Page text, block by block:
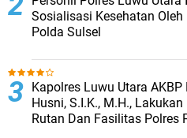
Sosialisasi Kesehatan Oleh
Polda Sulsel
Kapolres Luwu Utara
Husni, S.I.K., M.H.,
Rutan Dan Fasilitas Polres